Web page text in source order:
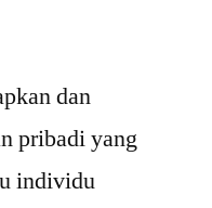
dan
pribadi yang
individu